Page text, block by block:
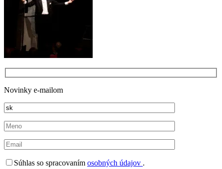
Novinky e-mailom
Súhlas so spracovaním osobných údajov .